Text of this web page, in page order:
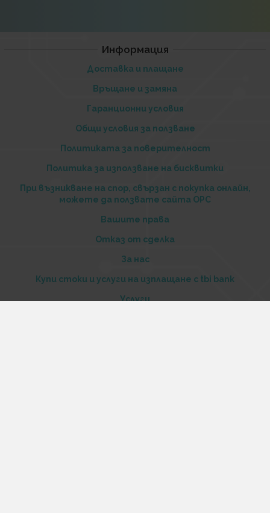
Информация
Доставка и плащане
Връщане и замяна
Гаранционни условия
Общи условия за ползване
Политиката за поверителност
Политика за използване на бисквитки
При възникване на спор, свързан с покупка онлайн,
можете да ползвате сайта ОРС
Вашите права
Отказ от сделка
За нас
Купи стоки и услуги на изплащане с tbi bank
Услуги